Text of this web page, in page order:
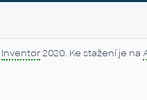
Inventor2020. Ke stažení je na